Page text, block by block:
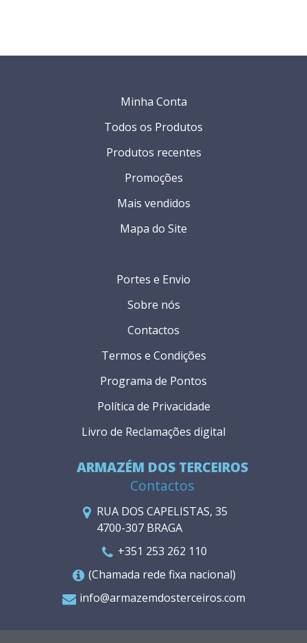
ARMAZÉM DOS TERCEIROS
Contactos
RUA DOS CAPELISTAS, 35
4700-307 BRAGA
+351 253 262 110
(Chamada rede fixa nacional)
info@armazemdosterceiros.com
Portes e Envio
Sobre nós
Contactos
Termos e Condições
Programa de Pontos
Política de Privacidade
Livro de Reclamações digital
Minha Conta
Todos os Produtos
Produtos recentes
Promoções
Mais vendidos
Mapa do Site